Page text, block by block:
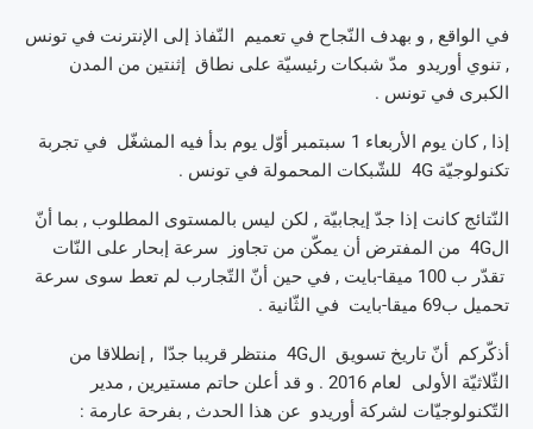
في الواقع , و بهدف النّجاح في تعميم النّفاذ إلى الإنترنت في تونس
, تنوي أوريدو مدّ شبكات رئيسيّة على نطاق إثنتين من المدن
الكبرى في تونس .
إذا , كان يوم الأربعاء 1 سبتمبر أوّل يوم بدأ فيه المشغّل في تجربة
تكنولوجيّة 4G للشّبكات المحمولة في تونس .
النّتائج كانت إذا جدّ إيجابيّة , لكن ليس بالمستوى المطلوب , بما أنّ
ال4G من المفترض أن يمكّن من تجاوز سرعة إبحار على النّات
تقدّر ب 100 ميقا-بايت , في حين أنّ التّجارب لم تعط سوى سرعة
تحميل ب69 ميقا-بايت في الثّانية .
أذكّركم أنّ تاريخ تسويق ال4G منتظر قريبا جدّا , إنطلاقا من
الثّلاثيّة الأولى لعام 2016 . و قد أعلن حاتم مستيرين , مدير
التّكنولوجيّات لشركة أوريدو عن هذا الحدث , بفرحة عارمة :